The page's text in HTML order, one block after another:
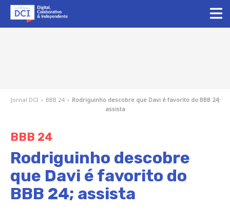
Jornal DCI › BBB 24 › Rodriguinho descobre que Davi é favorito do BBB 24;
assista
BBB 24
Rodriguinho descobre
que Davi é favorito do
BBB 24; assista